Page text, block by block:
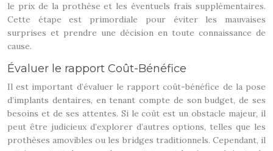
le prix de la prothèse et les éventuels frais supplémentaires.
Cette étape est primordiale pour éviter les mauvaises
surprises et prendre une décision en toute connaissance de
cause.
Évaluer le rapport Coût-Bénéfice
Il est important d’évaluer le rapport coût-bénéfice de la pose
d’implants dentaires, en tenant compte de son budget, de ses
besoins et de ses attentes. Si le coût est un obstacle majeur, il
peut être judicieux d’explorer d’autres options, telles que les
prothèses amovibles ou les bridges traditionnels. Cependant, il